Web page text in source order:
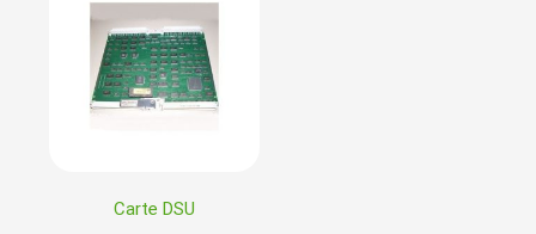
Carte DSU